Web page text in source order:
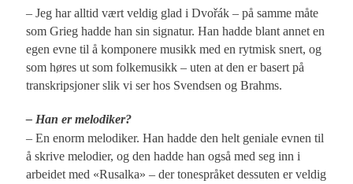
– Jeg har alltid vært veldig glad i Dvořák – på samme måte
som Grieg hadde han sin signatur. Han hadde blant annet en
egen evne til å komponere musikk med en rytmisk snert, og
som høres ut som folkemusikk – uten at den er basert på
transkripsjoner slik vi ser hos Svendsen og Brahms.
– Han er melodiker?
– En enorm melodiker. Han hadde den helt geniale evnen til
å skrive melodier, og den hadde han også med seg inn i
arbeidet med «Rusalka» – der tonespråket dessuten er veldig